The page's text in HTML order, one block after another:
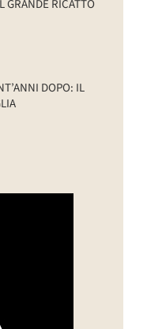
GRANDE RICATTO
DOPO: IL